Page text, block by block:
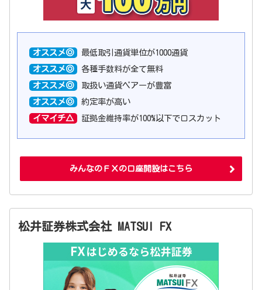
オススメ◎ 最低取引通貨単位が1000通貨
オススメ◎ 各種手数料が全て無料
オススメ◎ 取扱い通貨ペアーが豊富
オススメ◎ 約定率が高い
イマイチ△ 証拠金維持率が100%以下でロスカット
みんなのＦＸの口座開設はこちら
松井証券株式会社 MATSUI FX